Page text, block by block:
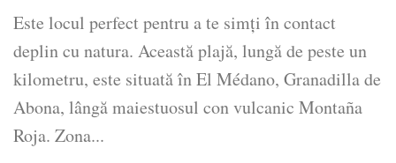
Este locul perfect pentru a te simți în contact
deplin cu natura. Această plajă, lungă de peste un
kilometru, este situată în El Médano, Granadilla de
Abona, lângă maiestuosul con vulcanic Montaña
Roja. Zona...